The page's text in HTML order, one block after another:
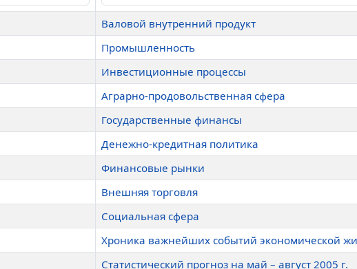
Валовой внутренний продукт
Промышленность
Инвестиционные процессы
Аграрно-продовольственная сфера
Государственные финансы
Денежно-кредитная политика
Финансовые рынки
Внешняя торговля
Социальная сфера
Хроника важнейших событий экономической
Статистический прогноз на май – август 2005 г.